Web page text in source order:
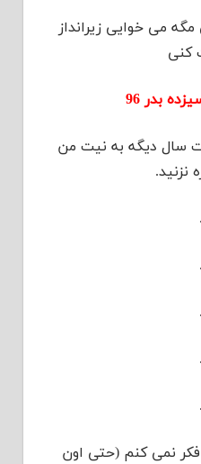
می خوایی زیرانداز
کنی
بدر 96
سال دیگه به نیت من
نزنید.
.
.
.
.
.
فکر نمی کنم (حتی اون